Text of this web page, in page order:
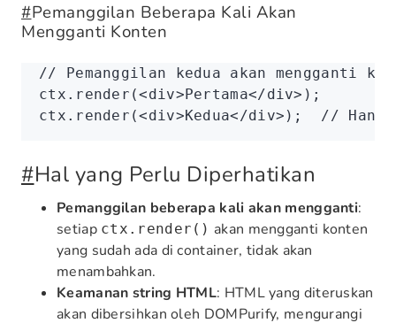
#Pemanggilan Beberapa Kali Akan
Mengganti Konten
// Pemanggilan kedua akan mengganti
ctx .render (<div>Pertama</div> );
ctx .render (<div>Kedua</div> ); // Hanya
#Hal yang Perlu Diperhatikan
Pemanggilan beberapa kali akan mengganti:
setiap ctx.render() akan mengganti konten
yang sudah ada di container, tidak akan
menambahkan.
Keamanan string HTML: HTML yang diteruskan
akan dibersihkan oleh DOMPurify, mengurangi